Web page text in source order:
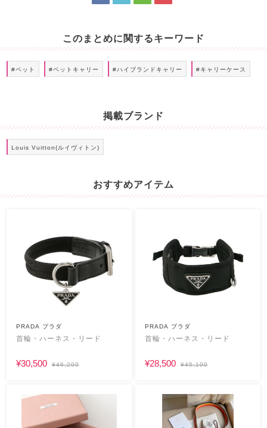
このまとめに関するキーワード
#ペット #ペットキャリー #ハイブランドキャリー #キャリーケース
掲載ブランド
Louis Vuitton(ルイヴィトン)
おすすめアイテム
PRADA プラダ
首輪・ハーネス・リード
¥30,500 ¥46,200
PRADA プラダ
首輪・ハーネス・リード
¥28,500 ¥45,100